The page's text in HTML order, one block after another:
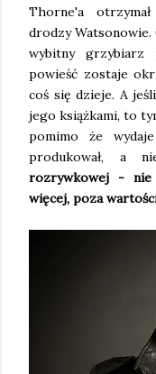
Thorne'a
drodzy Watsonowie.
wybitny grzybiarz
powieść zostaje
coś się dzieje. A
jego książkami, to
pomimo że
produkował, a
rozrywkowej - nie
więcej, poza